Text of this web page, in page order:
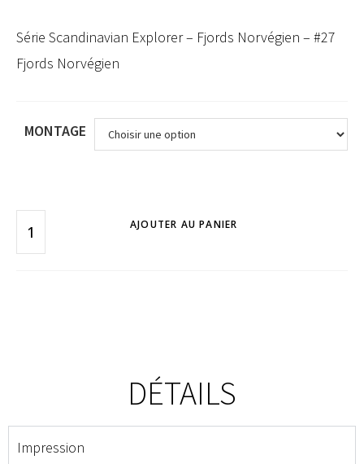
Série Scandinavian Explorer – Fjords Norvégien – #27
Fjords Norvégien
MONTAGE
AJOUTER AU PANIER
DÉTAILS
Impression